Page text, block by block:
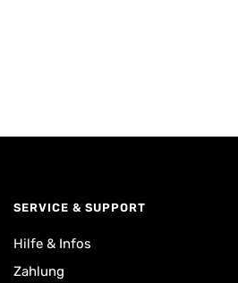
SERVICE & SUPPORT
Hilfe & Infos
Zahlung